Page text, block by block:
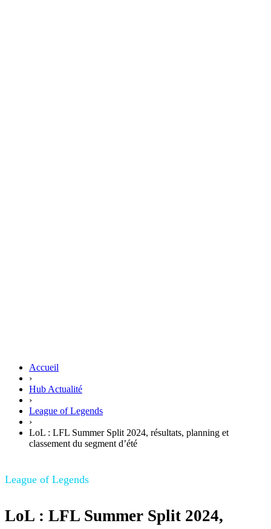
Accueil
›
Hub Actualité
›
League of Legends
›
LoL : LFL Summer Split 2024, résultats, planning et
classement du segment d’été
League of Legends
LoL : LFL Summer Split 2024,